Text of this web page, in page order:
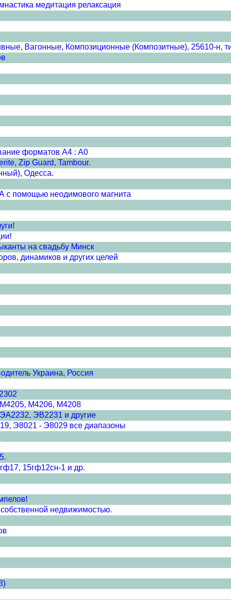
медитация релаксация
Вагонные, Композиционные (Композитные), 25610-н,
форматов А4 : А0
Zip Guard, Tambour.
Одесса.
помощью неодимового магнита
на свадьбу Минск
динамиков и других целей
Украина, Россия
М4206, М4208
ЭВ2231 и другие
Э8021 - Э8029 все диапазоны
15гф12сн-1 и др.
недвижимостью.